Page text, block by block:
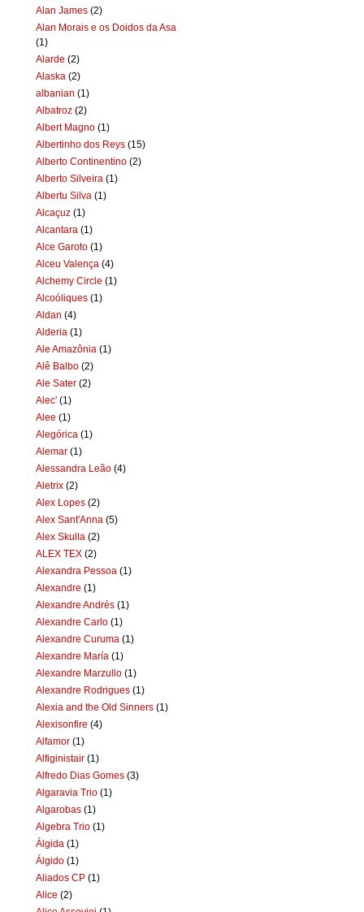
Alan James (2)
Alan Morais e os Doidos da Asa
(1)
Alarde (2)
Alaska (2)
albanian (1)
Albatroz (2)
Albert Magno (1)
Albertinho dos Reys (15)
Alberto Continentino (2)
Alberto Silveira (1)
Albertu Silva (1)
Alcaçuz (1)
Alcantara (1)
Alce Garoto (1)
Alceu Valença (4)
Alchemy Circle (1)
Alcoóliques (1)
Aldan (4)
Alderia (1)
Ale Amazônia (1)
Alê Balbo (2)
Ale Sater (2)
Alec' (1)
Alee (1)
Alegórica (1)
Alemar (1)
Alessandra Leão (4)
Aletrix (2)
Alex Lopes (2)
Alex Sant'Anna (5)
Alex Skulla (2)
ALEX TEX (2)
Alexandra Pessoa (1)
Alexandre (1)
Alexandre Andrés (1)
Alexandre Carlo (1)
Alexandre Curuma (1)
Alexandre María (1)
Alexandre Marzullo (1)
Alexandre Rodrigues (1)
Alexia and the Old Sinners (1)
Alexisonfire (4)
Alfamor (1)
Alfiginistair (1)
Alfredo Dias Gomes (3)
Algaravia Trio (1)
Algarobas (1)
Algebra Trio (1)
Álgida (1)
Álgido (1)
Aliados CP (1)
Alice (2)